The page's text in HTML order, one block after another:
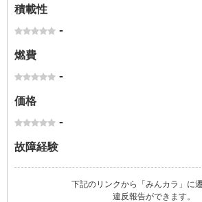
積載性
-
燃費
-
価格
-
故障経験
下記のリンクから「みんカラ」に遷
違反報告ができます。